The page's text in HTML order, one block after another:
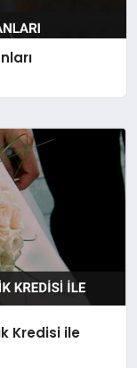
Kredisi ile